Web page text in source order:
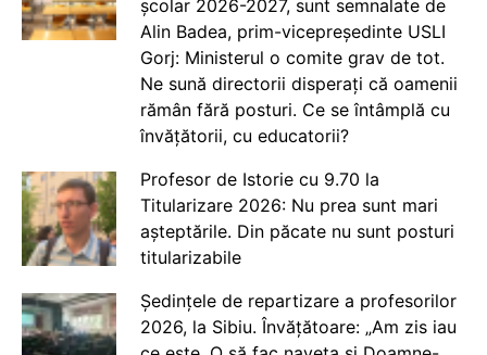
școlar 2026-2027, sunt semnalate de
Alin Badea, prim-vicepreședinte USLI
Gorj: Ministerul o comite grav de tot.
Ne sună directorii disperați că oamenii
rămân fără posturi. Ce se întâmplă cu
învățătorii, cu educatorii?
Profesor de Istorie cu 9.70 la
Titularizare 2026: Nu prea sunt mari
așteptările. Din păcate nu sunt posturi
titularizabile
Ședințele de repartizare a profesorilor
2026, la Sibiu. Învățătoare: „Am zis iau